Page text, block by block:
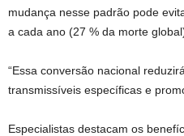
mudança nesse padrão pode
a cada ano (27 % da morte
“Essa conversão nacional
transmissíveis específicas e
Especialistas destacam os